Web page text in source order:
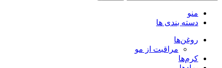
منو
دسته بندی ها
روغن‌ها
مراقبت از مو
کرم‌ها